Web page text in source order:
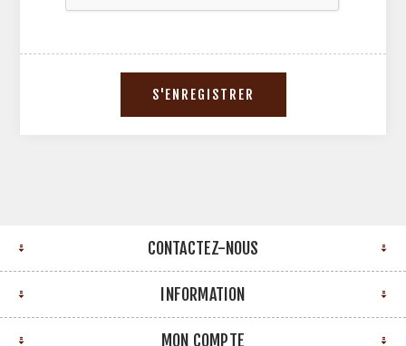
CONTACTEZ-NOUS
INFORMATION
MON COMPTE